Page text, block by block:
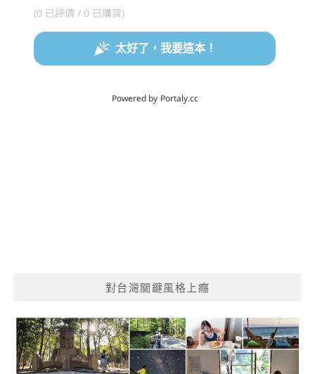
對台灣關鍵風格上癮